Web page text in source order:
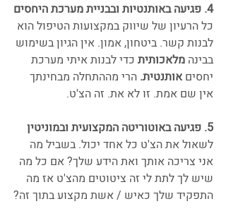
4. פגיעה באותנטיות ובבניית מערכת היחסים
כל הרעיון של שיווק במקצועות הטיפול הוא
לבנות קשר. ביטחון, אמון. אין הגיון בשימוש
בבינה מלאכותית כדי לבנות איתי מערכת
יחסים אותנטית. הרי מההתחלה מבחינתך
אין שם אמת. זו לא את. זה הצ'ט.
5. פגיעה באוטוריטה המקצועית ובמוניטין
לשאול את הצ'ט כל אחד יכול. בשביל מה
אני צריכה אותך ואת הידע שלך? אם כל מה
שיש לך לתת לי זה ציטוטים מהצ'ט אז מה
התפקיד שלך כאיש / אשת מקצוע בתוך זה?